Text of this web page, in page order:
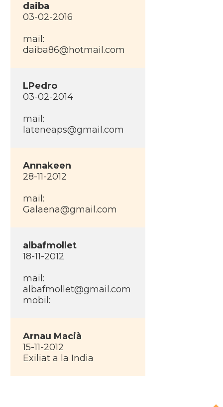
daiba
03-02-2016
mail:
daiba86@hotmail.com
LPedro
03-02-2014
mail:
lateneaps@gmail.com
Annakeen
28-11-2012
mail:
Galaena@gmail.com
albafmollet
18-11-2012
mail:
albafmollet@gmail.com
mobil:
Arnau Macià
15-11-2012
Exiliat a la India